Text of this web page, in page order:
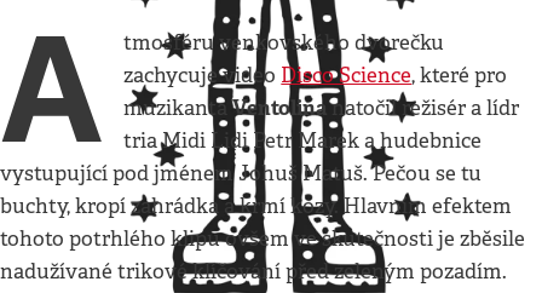
A
tmosféru venkovského dvorečku
zachycuje video Disco Science, které pro
muzikantaVentolinanatočil režisér a lídr
tria Midi Lidi Petr Marek a hudebnice
vystupující pod jménem Johuš Matuš. Pečou se tu
buchty, kropí zahrádka a krmí kozy. Hlavním efektem
tohoto potrhlého klipu ovšem ve skutečnosti je zběsile
nadužívané trikové klíčování před zeleným pozadím.